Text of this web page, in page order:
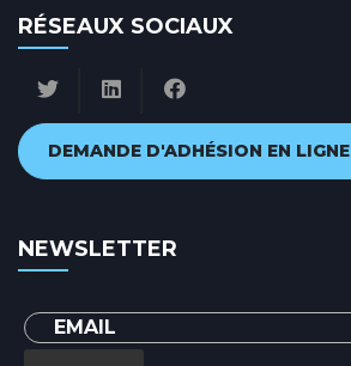
RÉSEAUX SOCIAUX
DEMANDE D'ADHÉSION EN LIGNE
NEWSLETTER